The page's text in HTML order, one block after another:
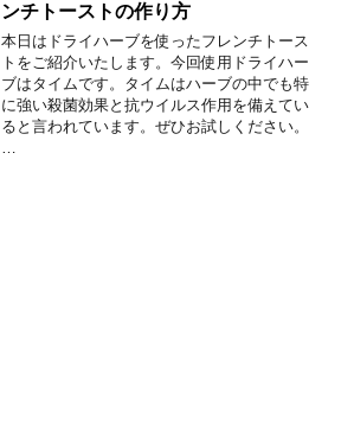
ンチトーストの作り方
本日はドライハーブを使ったフレンチトース
トをご紹介いたします。今回使用ドライハー
ブはタイムです。タイムはハーブの中でも特
に強い殺菌効果と抗ウイルス作用を備えてい
ると言われています。ぜひお試しください。
…